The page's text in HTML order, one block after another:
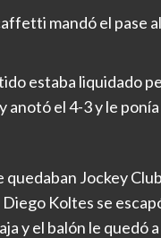
mandó el pase
estaba liquidado
anotó el 4-3 y le
quedaban Jockey
Diego Koltes se
y el balón le quedó